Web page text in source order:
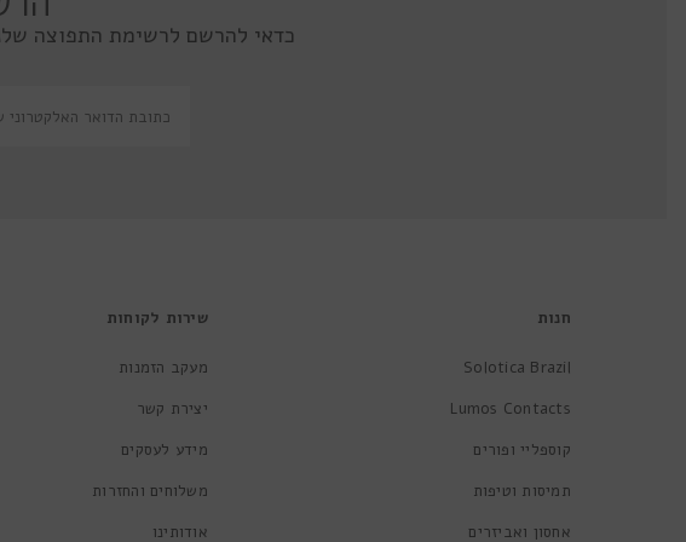
כדאי להרשם לרשימת התפוצה
חנות
Solotica Brazil
Lumos Contacts
קוספליי ופורים
תמיסות וטיפות
אחסון ואביזרים
שירות לקוחות
מעקב הזמנות
יצירת קשר
מידע לעסקים
משלוחים והחזרות
אודותינו